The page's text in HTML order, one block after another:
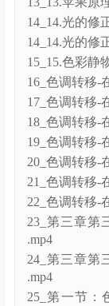
14_14.光的修
14_14.光的修
15_15.色彩静
16_色调转移-
17_色调转移-
18_色调转移-
19_色调转移-
20_色调转移-
21_色调转移-
22_色调转移-
23_第三章第
.mp4
24_第三章第
.mp4
25_第一节：